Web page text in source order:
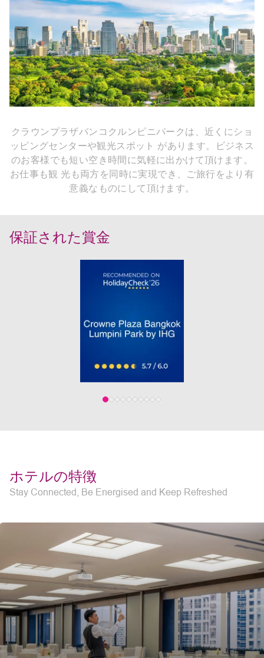
クラウンプラザバンコクルンピニパークは、近くにショ
ッピングセンターや観光スポット があります。ビジネス
のお客様でも短い空き時間に気軽に出かけて頂けます。
お仕事も観 光も両方を同時に実現でき、ご旅行をより有
意義なものにして頂けます。
保証された賞金
ホテルの特徴
Stay Connected, Be Energised and Keep Refreshed